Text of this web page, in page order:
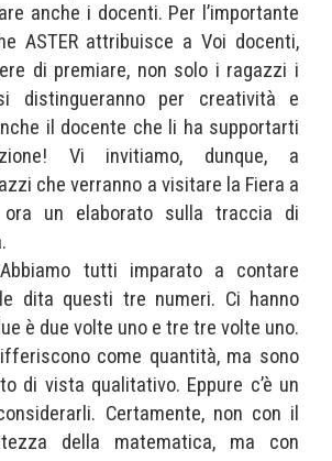
anche i docenti. Per l’importante
ASTER attribuisce a Voi docenti,
di premiare, non solo i ragazzi i
distingueranno per creatività e
il docente che li ha supportarti
Vi invitiamo, dunque, a
che verranno a visitare la Fiera a
ora un elaborato sulla traccia di
tutti imparato a contare
dita questi tre numeri. Ci hanno
è due volte uno e tre tre volte uno.
come quantità, ma sono
di vista qualitativo. Eppure c’è un
Certamente, non con il
della matematica, ma con